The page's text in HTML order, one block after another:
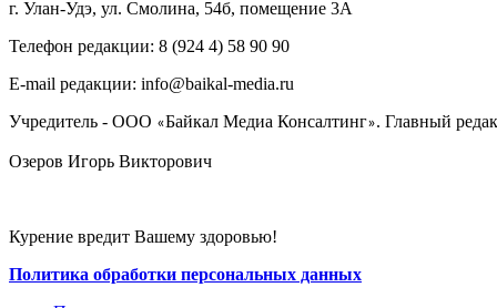
г. Улан-Удэ, ул. Смолина, 54б, помещение 3А
Телефон редакции: ‎‎8 (924 4) 58 90 90
E-mail редакции: info@baikal-media.ru
Учредитель - ООО «Байкал Медиа Консалтинг». Главный
Озеров Игорь Викторович
Курение вредит Вашему здоровью!
Политика обработки персональных данных